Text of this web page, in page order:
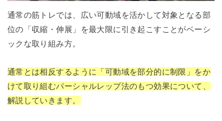
通常の筋トレでは、広い可動域を活かして対象となる部
位の「収縮・伸展」を最大限に引き起こすことがベーシ
ックな取り組み方。
通常とは相反するように「可動域を部分的に制限」をか
けて取り組むパーシャルレップ法のもつ効果について、
解説していきます。